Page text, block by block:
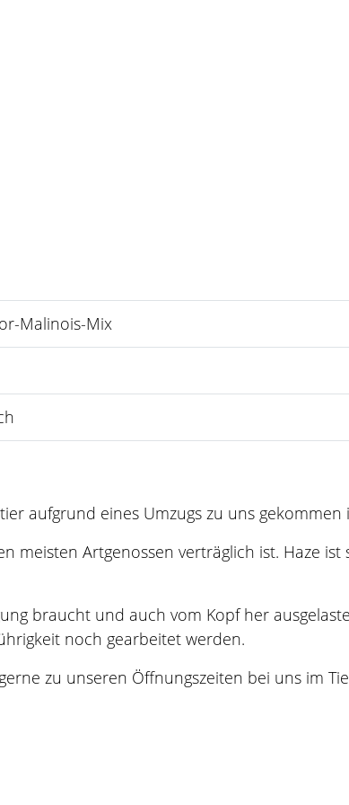
Malinois-Mix
aufgrund eines Umzugs zu uns gekommen
meisten Artgenossen verträglich ist. Haze
braucht und auch vom Kopf her
noch gearbeitet werden.
zu unseren Öffnungszeiten bei uns im